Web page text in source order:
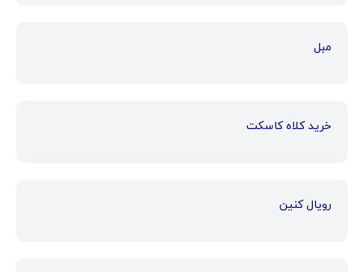
مبل
خرید کلاه کاسکت
رویال کنین